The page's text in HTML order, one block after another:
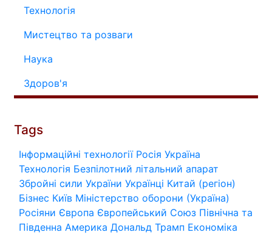
Технологія
Мистецтво та розваги
Наука
Здоров'я
Tags
Інформаційні технології Росія Україна
Технологія Безпілотний літальний апарат
Збройні сили України Українці Китай (регіон)
Бізнес Київ Міністерство оборони (Україна)
Росіяни Європа Європейський Союз Північна та
Південна Америка Дональд Трамп Економіка